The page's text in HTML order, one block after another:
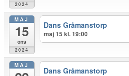
2024
MAJ
15
ons
2024
Dans Gråmanstorp
maj 15 kl. 19:00
MAJ
Dans Gråmanstorp